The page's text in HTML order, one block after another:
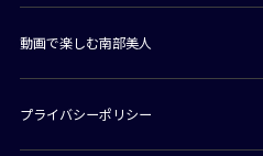
動画で楽しむ南部美人
プライバシーポリシー